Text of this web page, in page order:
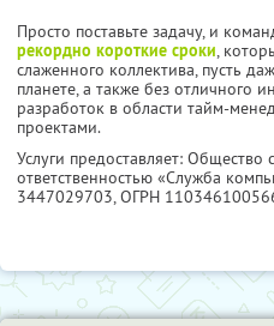
Просто поставьте задачу, и
рекордно короткие сроки,
слаженного коллектива, пусть
планете, а также без отличного
разработок в области тайм-
проектами.
Услуги предоставляет: Общество
ответственностью «Служба
3447029703, ОГРН